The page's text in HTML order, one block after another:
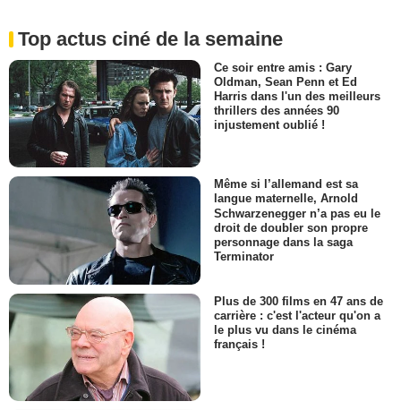
Top actus ciné de la semaine
Ce soir entre amis : Gary
Oldman, Sean Penn et Ed
Harris dans l'un des meilleurs
thrillers des années 90
injustement oublié !
Même si l’allemand est sa
langue maternelle, Arnold
Schwarzenegger n’a pas eu le
droit de doubler son propre
personnage dans la saga
Terminator
Plus de 300 films en 47 ans de
carrière : c'est l'acteur qu'on a
le plus vu dans le cinéma
français !